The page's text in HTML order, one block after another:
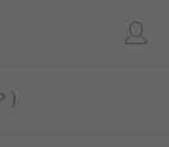
₽ )